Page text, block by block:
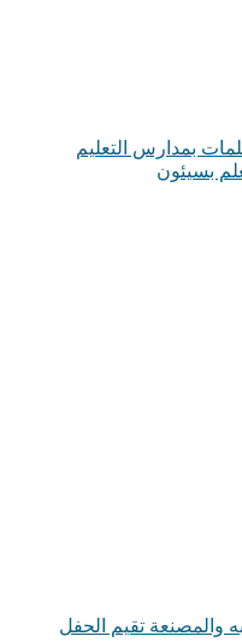
بمدارس التعليم
بسيئون
والمصنعة تقيم الحفل